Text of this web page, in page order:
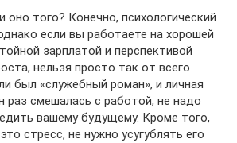
оно того? Конечно, психологический
если вы работаете на хорошей
зарплатой и перспективой
нельзя просто так от всего
был «служебный роман», и личная
раз смешалась с работой, не надо
вашему будущему. Кроме того,
стресс, не нужно усугублять его